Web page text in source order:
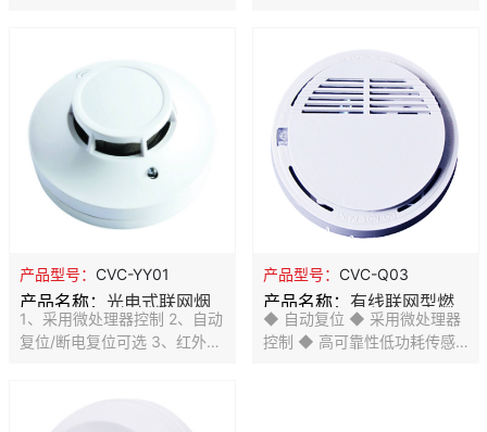
器选用高稳定性催化燃烧式传
感器,具有稳定性高,灵敏度漂
移小等特点。采用数码管显示
报警浓度,探测器可工作电压范
围在AC100V-AC240V之间,并
具备安装后备电池的功能,可使
用9V镍氢充电电池。本产品应
机可实现不同功能的联网报警
应用。
6、金属屏蔽罩，抗电磁干扰
7、环境适应性强 8、SMT工
艺制造， 稳定性强 9、防尘、
防虫、抗白光干扰设计
产品型号： CVC-YY01
产品名称： 光电式联网烟
雾探测器
1、采用微处理器控制 2、自动
复位/断电复位可选 3、红外光
产品型号： CVC-Q03
产品名称： 有线联网型燃
气探测器
◆ 自动复位 ◆ 采用微处理器
控制 ◆ 高可靠性低功耗传感